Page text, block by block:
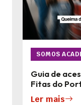
SOMOS
Guia de
Fitas do
Ler mais